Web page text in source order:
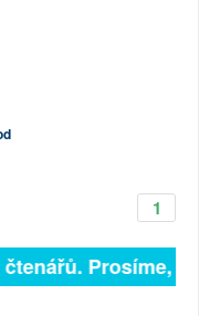
1
Prosíme,